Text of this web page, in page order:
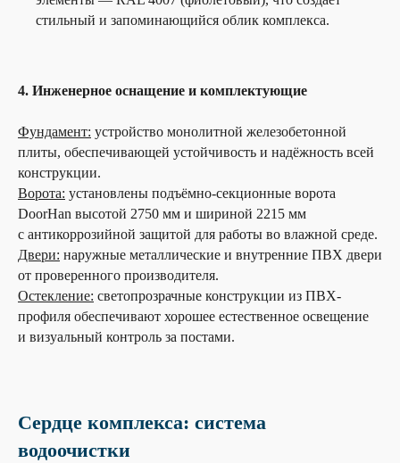
стильный и запоминающийся облик комплекса.
4. Инженерное оснащение и комплектующие
Фундамент: устройство монолитной железобетонной
плиты, обеспечивающей устойчивость и надёжность всей
конструкции.
Ворота: установлены подъёмно-секционные ворота
DoorHan высотой 2750 мм и шириной 2215 мм
с антикоррозийной защитой для работы во влажной среде.
Двери: наружные металлические и внутренние ПВХ двери
от проверенного производителя.
Остекление: светопрозрачные конструкции из ПВХ-
профиля обеспечивают хорошее естественное освещение
и визуальный контроль за постами.
Сердце комплекса: система
водоочистки